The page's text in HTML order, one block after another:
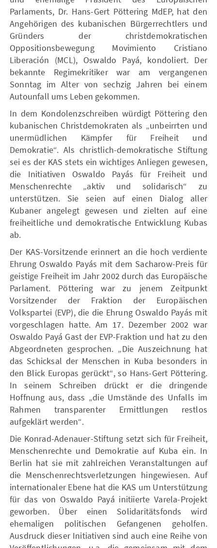
Parlaments, Dr. Hans-Gert Pöttering MdEP, hat den
Angehörigen des kubanischen Bürgerrechtlers und
Gründers der christdemokratischen
Oppositionsbewegung Movimiento Cristiano
Liberación (MCL), Oswaldo Payá, kondoliert. Der
bekannte Regimekritiker war am vergangenen
Sonntag im Alter von sechzig Jahren bei einem
Autounfall ums Leben gekommen.
In dem Kondolenzschreiben würdigt Pöttering den
kubanischen Christdemokraten als „unbeirrten und
unermüdlichen Kämpfer für Freiheit und
Demokratie“. Als christlich-demokratische Stiftung
sei es der KAS stets ein wichtiges Anliegen gewesen,
die Initiativen Oswaldo Payás für Freiheit und
Menschenrechte „aktiv und solidarisch“ zu
unterstützen. Sie seien auf einen Dialog aller
Kubaner angelegt gewesen und zielten auf eine
freiheitliche und demokratische Entwicklung Kubas
ab.
Der KAS-Vorsitzende erinnert an die hoch verdiente
Ehrung Oswaldo Payás mit dem Sacharow-Preis für
geistige Freiheit im Jahr 2002 durch das Europäische
Parlament. Pöttering war zu jenem Zeitpunkt
Vorsitzender der Fraktion der Europäischen
Volkspartei (EVP), die die Ehrung Oswaldo Payás mit
vorgeschlagen hatte. Am 17. Dezember 2002 war
Oswaldo Payá Gast der EVP-Fraktion und hat zu den
Abgeordneten gesprochen. „Die Auszeichnung hat
das Schicksal der Menschen in Kuba besonders in
den Blick Europas gerückt“, so Hans-Gert Pöttering.
In seinem Schreiben drückt er die dringende
Hoffnung aus, dass „die Umstände des Unfalls im
Rahmen transparenter Ermittlungen restlos
aufgeklärt werden“.
Die Konrad-Adenauer-Stiftung setzt sich für Freiheit,
Menschenrechte und Demokratie auf Kuba ein. In
Berlin hat sie mit zahlreichen Veranstaltungen auf
die Menschenrechtsverletzungen hingewiesen. Auf
internationaler Ebene hat die KAS um Unterstützung
für das von Oswaldo Payá initiierte Varela-Projekt
geworben. Über einen Solidaritätsfonds wird
ehemaligen politischen Gefangenen geholfen.
Ausdruck dieser Initiativen sind auch eine Reihe von